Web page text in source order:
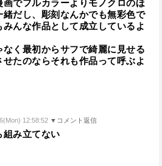
でフルカラーよりモノクロのほ
緒だし、彫刻なんかでも無彩色で
んな作品として成立しているよ
く最初からサフで綺麗に見せる
たのならそれも作品って呼ぶよ
12:58:52 ▼コメント返信
組み立てない